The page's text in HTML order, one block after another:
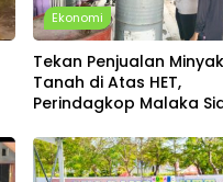
Ekonomi
Tekan Penjualan Minyak
Tanah di Atas HET,
Perindagkop Malaka
Pengaduan